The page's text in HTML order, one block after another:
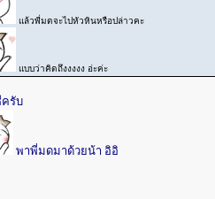
แล้วพี่มดจะไปหัวหินหรือปล่าวคะ
แบบว่าคิดถึงงงงง อ่ะค่ะ
รับ
พาพี่มดมาด้วยน้า อิอิ